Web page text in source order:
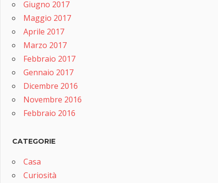
Giugno 2017
Maggio 2017
Aprile 2017
Marzo 2017
Febbraio 2017
Gennaio 2017
Dicembre 2016
Novembre 2016
Febbraio 2016
CATEGORIE
Casa
Curiosità